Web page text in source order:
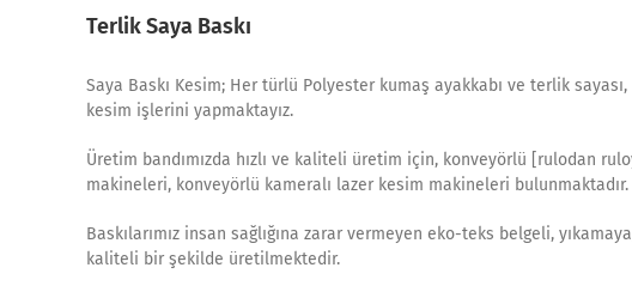
Terlik Saya Baskı
Saya Baskı Kesim; Her türlü Polyester kumaş ayakkabı ve terlik
kesim işlerini yapmaktayız.
Üretim bandımızda hızlı ve kaliteli üretim için, konveyörlü [rulodan
makineleri, konveyörlü kameralı lazer kesim makineleri bulunmaktadır.
Baskılarımız insan sağlığına zarar vermeyen eko-teks belgeli,
kaliteli bir şekilde üretilmektedir.